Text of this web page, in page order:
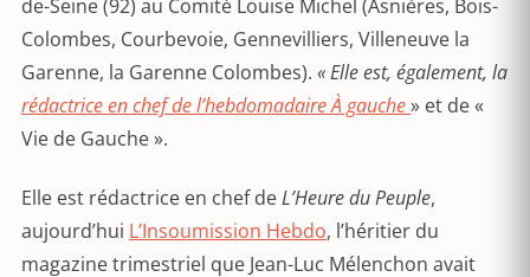
de-Seine (92) au Comité Louise Michel (Asnières, Bois-
Colombes, Courbevoie, Gennevilliers, Villeneuve la
Garenne, la Garenne Colombes). « Elle est, également, la
rédactrice en chef de l’hebdomadaire À gauche» et de «
Vie de Gauche ».
Elle est rédactrice en chef deL’Heure du Peuple,
aujourd’hui L’Insoumission Hebdo, l’héritier du
magazine trimestriel que Jean-Luc Mélenchon avait